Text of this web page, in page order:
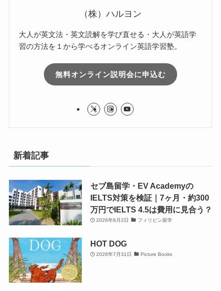
（株）ハルヨン
大人が英文法・英文読解を学び直せる・大人が英語学
習の方法を１から学べるオンライン英語学習塾。
無料オンライン説明会に申込む
新着記事
セブ島留学・EV Academyの
IELTS対策を検証｜7ヶ月・約300
万円でIELTS 4.5は費用に見合う？
2026年8月2日 フィリピン留学
HOT DOG
2026年7月31日 Picture Books